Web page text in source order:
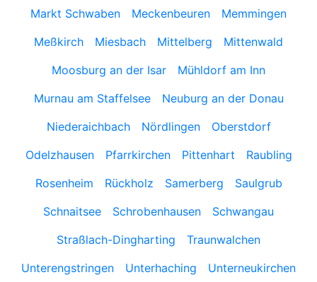
Markt Schwaben
Meckenbeuren
Memmingen
Meßkirch
Miesbach Mittelberg
Mittenwald
Moosburg an der Isar
Mühldorf am Inn
Murnau am Staffelsee
Neuburg an der Donau
Niederaichbach
Nördlingen
Oberstdorf
Odelzhausen
Pfarrkirchen Pittenhart
Raubling
Rosenheim
Rückholz Samerberg
Saulgrub
Schnaitsee
Schrobenhausen
Schwangau
Straßlach-Dingharting
Traunwalchen
Unterengstringen
Unterhaching Unterneukirchen